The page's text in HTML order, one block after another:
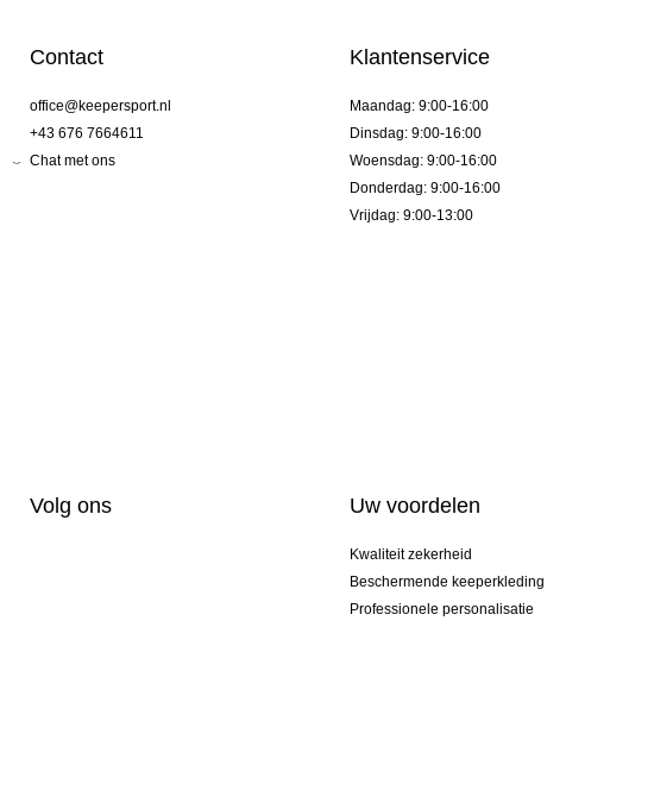
Contact
office@keepersport.nl
+43 676 7664611
Chat met ons
Klantenservice
Maandag: 9:00-16:00
Dinsdag: 9:00-16:00
Woensdag: 9:00-16:00
Donderdag: 9:00-16:00
Vrijdag: 9:00-13:00
Volg ons Uw voordelen
Kwaliteit zekerheid
Beschermende keeperkleding
Professionele personalisatie